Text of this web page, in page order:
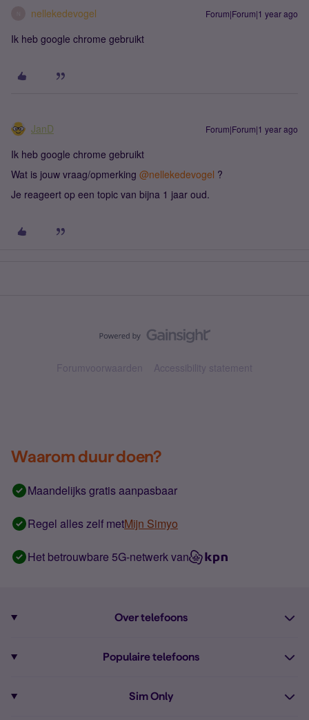
nellekedevogel Forum|Forum|1 year ago
Ik heb google chrome gebruikt
JanD Forum|Forum|1 year ago
Ik heb google chrome gebruikt
Wat is jouw vraag/opmerking @nellekedevogel ?
Je reageert op een topic van bijna 1 jaar oud.
Forumvoorwaarden Accessibility statement
Waarom duur doen?
Maandelijks gratis aanpasbaar
Regel alles zelf metMijn Simyo
Het betrouwbare 5G-netwerk van
Over telefoons
Alle telefoons
Populaire telefoons
Sim Only